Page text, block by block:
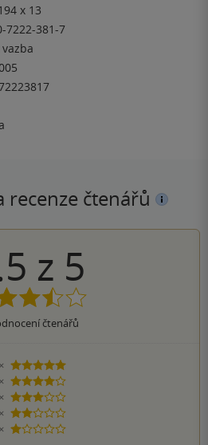
x 13
7222-381-7
recenze čtenářů
z 5
čtenářů
5 hvězdiček
4 hvězdičky
3 hvězdičky
2 hvězdičky
1 hvezdička